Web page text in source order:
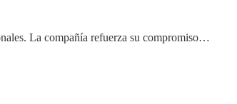
La compañía refuerza su compromiso…